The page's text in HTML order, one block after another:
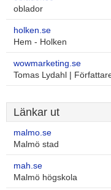
oblador
holken.se
Hem - Holken
wowmarketing.se
Tomas Lydahl |
Länkar ut
malmo.se
Malmö stad
mah.se
Malmö högskola